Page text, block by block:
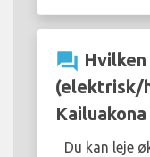
question_answer
(elektrisk/
Du kan leje